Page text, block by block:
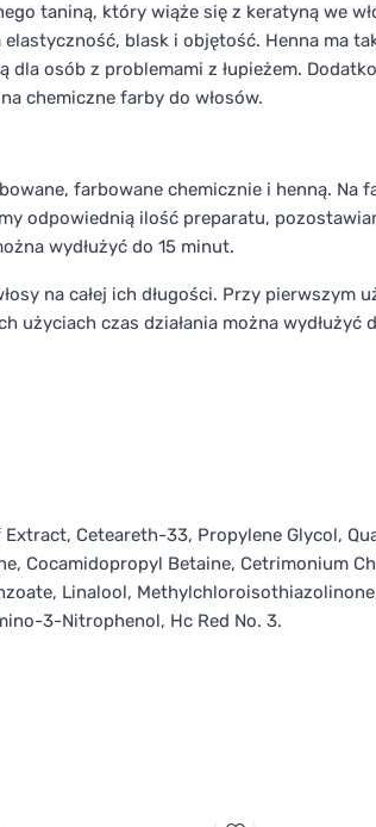
taniną, który wiąże się z keratyną we
blask i objętość. Henna ma
osób z problemami z łupieżem.
chemiczne farby do włosów.
farbowane chemicznie i henną. Na
odpowiednią ilość preparatu,
wydłużyć do 15 minut.
na całej ich długości. Przy pierwszym
użyciach czas działania można wydłużyć
Ceteareth-33, Propylene Glycol,
Cocamidopropyl Betaine, Cetrimonium
Linalool,
3-Nitrophenol, Hc Red No. 3.